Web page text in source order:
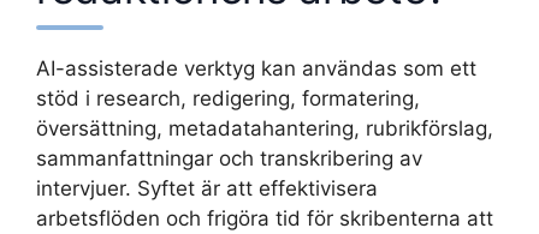
AI-assisterade verktyg kan användas som ett
stöd i research, redigering, formatering,
översättning, metadatahantering, rubrikförslag,
sammanfattningar och transkribering av
intervjuer. Syftet är att effektivisera
arbetsflöden och frigöra tid för skribenterna att